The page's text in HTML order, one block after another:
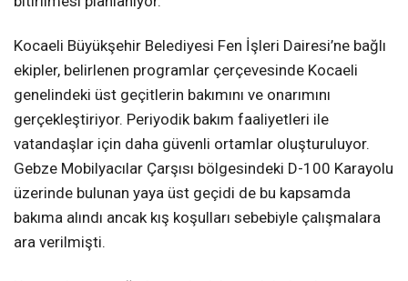
Kocaeli Büyükşehir Belediyesi Fen İşleri Dairesi’ne bağlı
ekipler, belirlenen programlar çerçevesinde Kocaeli
genelindeki üst geçitlerin bakımını ve onarımını
gerçekleştiriyor. Periyodik bakım faaliyetleri ile
vatandaşlar için daha güvenli ortamlar oluşturuluyor.
Gebze Mobilyacılar Çarşısı bölgesindeki D-100 Karayolu
üzerinde bulunan yaya üst geçidi de bu kapsamda
bakıma alındı ancak kış koşulları sebebiyle çalışmalara
ara verilmişti.